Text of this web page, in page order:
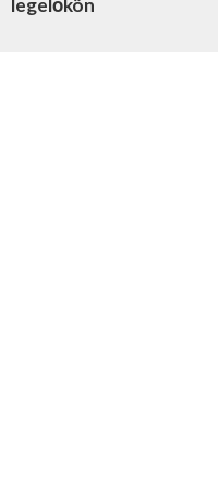
legelőkön